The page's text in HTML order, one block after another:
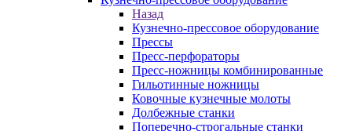
Назад
Кузнечно-прессовое оборудование
Прессы
Пресс-перфораторы
Пресс-ножницы комбинированные
Гильотинные ножницы
Ковочные кузнечные молоты
Долбежные станки
Поперечно-строгальные станки